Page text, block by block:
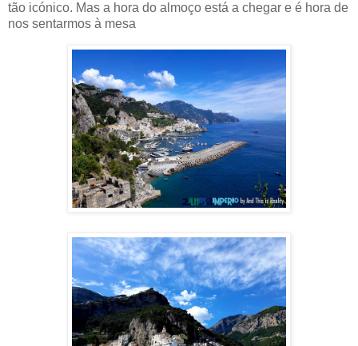
tão icónico. Mas a hora do almoço está a chegar e é hora de
nos sentarmos à mesa